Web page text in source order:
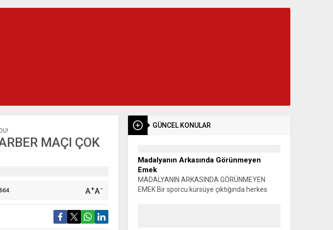
GÜNCEL KONULAR
Madalyanın Arkasında Görünmeyen
Emek
MADALYANIN ARKASINDA GÖRÜNMEYEN
EMEK Bir sporcu kürsüye çıktığında herkes
MAÇI ÇOK
664 A+A-